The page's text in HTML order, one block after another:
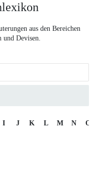
aus den Bereichen
und Devisen.
I J K L M N O